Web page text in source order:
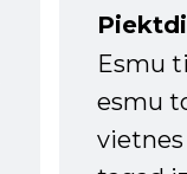
Esmu
esmu